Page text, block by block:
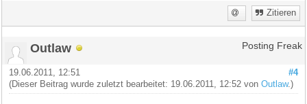
Zitieren
Outlaw Posting Freak
#4
19.06.2011, 12:51
(Dieser Beitrag wurde zuletzt bearbeitet: 19.06.2011, 12:52 vonOutlaw.)